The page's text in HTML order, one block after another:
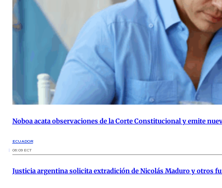
Noboa acata observaciones de la Corte Constitucional y emite
ECUADOR
06:09 ECT
Justicia argentina solicita extradición de Nicolás Maduro y otros